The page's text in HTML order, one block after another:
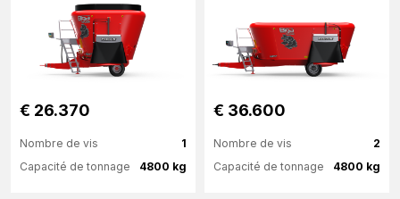
€ 26.370
1
Nombre de vis
4800 kg
Capacité de tonnage
€ 36.600
2
Nombre de vis
4800 kg
Capacité de tonnage